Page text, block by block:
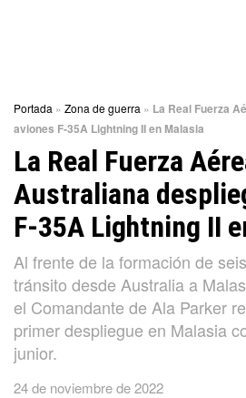
Portada » Zona de guerra » La Real Fuerza
aviones F-35A Lightning II en Malasia
La Real Fuerza
Australiana
F-35A Lightning II
Al frente de la formación de
tránsito desde Australia a
el Comandante de Ala Parker
primer despliegue en Malasia
junior.
24 de noviembre de 2022